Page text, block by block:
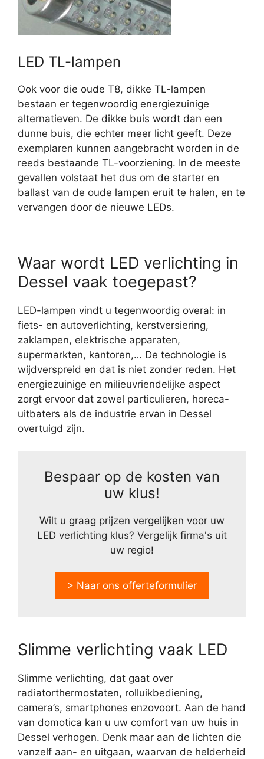
LED TL-lampen
Ook voor die oude T8, dikke TL-lampen
bestaan er tegenwoordig energiezuinige
alternatieven. De dikke buis wordt dan een
dunne buis, die echter meer licht geeft. Deze
exemplaren kunnen aangebracht worden in de
reeds bestaande TL-voorziening. In de meeste
gevallen volstaat het dus om de starter en
ballast van de oude lampen eruit te halen, en te
vervangen door de nieuwe LEDs.
Waar wordt LED verlichting in
Dessel vaak toegepast?
LED-lampen vindt u tegenwoordig overal: in
fiets- en autoverlichting, kerstversiering,
zaklampen, elektrische apparaten,
supermarkten, kantoren,… De technologie is
wijdverspreid en dat is niet zonder reden. Het
energiezuinige en milieuvriendelijke aspect
zorgt ervoor dat zowel particulieren, horeca-
uitbaters als de industrie ervan in Dessel
overtuigd zijn.
Bespaar op de kosten van
uw klus!
Wilt u graag prijzen vergelijken voor uw
LED verlichting klus? Vergelijk firma's uit
uw regio!
> Naar ons offerteformulier
Slimme verlichting vaak LED
Slimme verlichting, dat gaat over
radiatorthermostaten, rolluikbediening,
camera’s, smartphones enzovoort. Aan de hand
van domotica kan u uw comfort van uw huis in
Dessel verhogen. Denk maar aan de lichten die
vanzelf aan- en uitgaan, waarvan de helderheid